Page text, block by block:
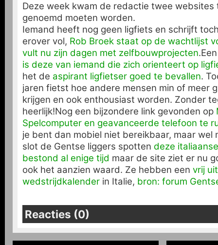
Deze week kwam de redactie twee websites
genoemd moeten worden.
Iemand heeft nog geen ligfiets en schrijft
erover vol, Rob Broek staat op de wachtlijst
vult nu zijn dagen met zelfbouwprojecten
is deze van iemand die zich orienteert op
het de aspirant ligfietser goed te bevallen.
jaren fietst hoe andere mensen min of meer
krijgen en ook enthousiast worden. Zonder
heerlijk!Nog een bijzondere link gevonden op
Spelcomputer en geavanceerde telefoon te
je bent dan mobiel niet bereikbaar, maar wel
slot de Gentse liggers spotten deze
bestond al enige tijd maar de site ziet er nu
ook het aanzien waard. Ze hebben een vrij
wedstrijdkalender in Italie, bron: forum
Reacties (0)